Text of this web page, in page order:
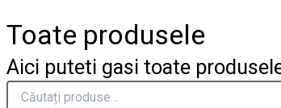
c
e
s
t
Toate produsele
Aici puteti gasi toate
search